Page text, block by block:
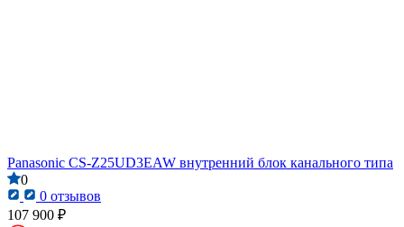
Panasonic CS-Z25UD3EAW внутренний блок канального типа
0
0 отзывов
107 900 ₽